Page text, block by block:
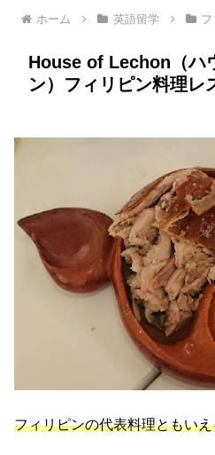
ホーム 英語留学
House of Lechon（ハ
ン）フィリピン料理レ
フィリピンの代表料理ともい